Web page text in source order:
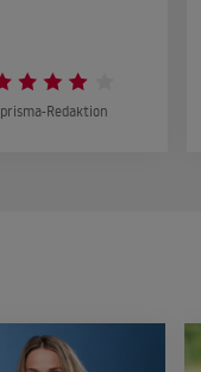
prisma-Redaktion